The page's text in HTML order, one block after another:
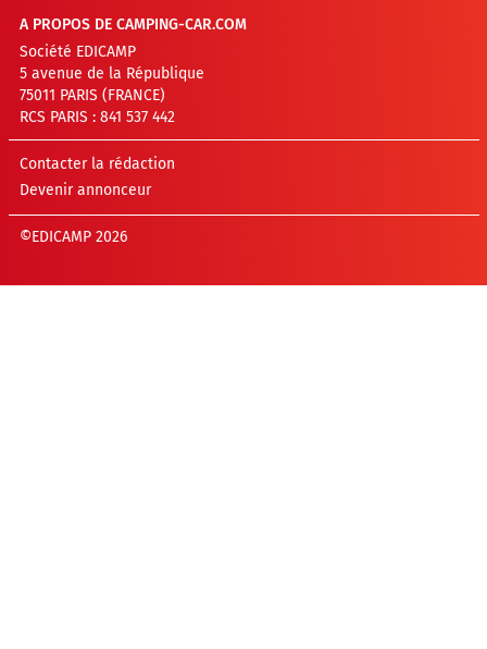
A PROPOS DE CAMPING-CAR.COM
Société EDICAMP
5 avenue de la République
75011 PARIS (FRANCE)
RCS PARIS : 841 537 442
Contacter la rédaction
Devenir annonceur
©EDICAMP 2026